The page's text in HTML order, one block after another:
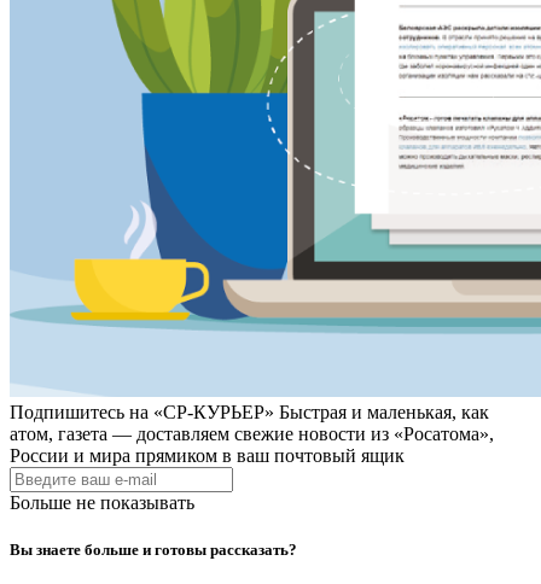
Подпишитесь на «СР-КУРЬЕР» Быстрая и маленькая, как
атом, газета — доставляем свежие новости из «Росатома»,
России и мира прямиком в ваш почтовый ящик
Больше не показывать
Вы знаете больше и готовы рассказать?